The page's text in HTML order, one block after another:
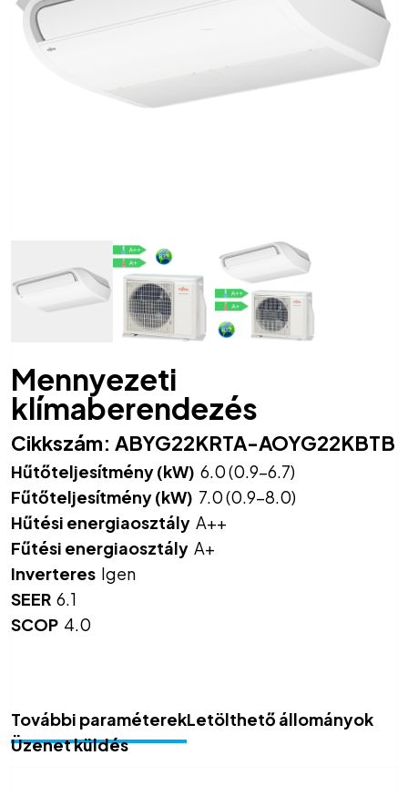
Mennyezeti
klímaberendezés
Cikkszám: ABYG22KRTA-AOYG22KBTB
Hűtőteljesítmény (kW) 6.0 (0.9-6.7)
Fűtőteljesítmény (kW) 7.0 (0.9-8.0)
Hűtési energiaosztály A++
Fűtési energiaosztály A+
Inverteres Igen
SEER 6.1
SCOP 4.0
További paraméterekLetölthető állományok
Üzenet küldés